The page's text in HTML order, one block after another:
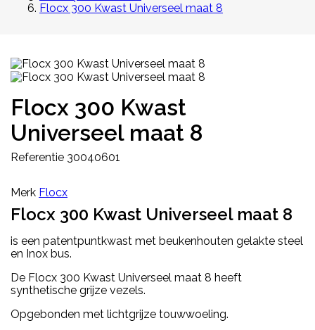
Flocx 300 Kwast Universeel maat 8
Flocx 300 Kwast
Universeel maat 8
Referentie 30040601
Merk Flocx
Flocx 300 Kwast Universeel maat 8
is een patentpuntkwast met beukenhouten gelakte steel
en Inox bus.
De Flocx 300 Kwast Universeel maat 8 heeft
synthetische grijze vezels.
Opgebonden met lichtgrijze touwwoeling.